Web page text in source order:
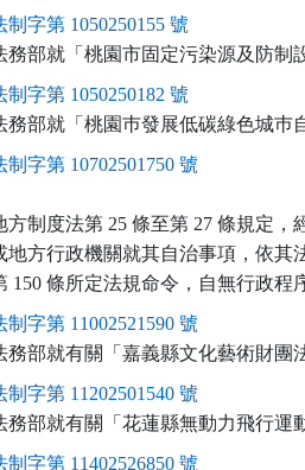
制字第 1050250155 號
務部就「桃園市固定污染源及防制
制字第 1050250182 號
務部就「桃園巿發展低碳綠色城巿
制字第 10702501750 號
方制度法第 25 條至第 27 條規定
地方行政機關就其自治事項，依
150 條所定法規命令，自無行政程
制字第 11002521590 號
務部就有關「嘉義縣文化藝術財團
制字第 11202501540 號
務部就有關「花蓮縣無動力飛行運
制字第 11402526850 號